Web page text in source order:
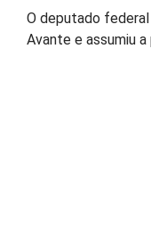
O deputado
Avante e assumiu